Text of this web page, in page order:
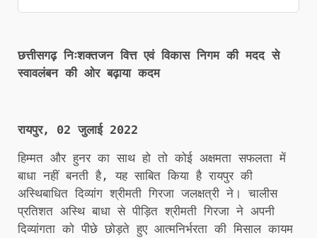
छत्तीसगढ़ निःशक्तजन वित्त एवं विकास निगम की मदद से
स्वावलंबन की ओर बढ़ाया कदम
रायपुर, 02 जुलाई 2022
हिम्मत और हुनर का साथ हो तो कोई अक्षमता सफलता में
बाधा नहीं बनती है, यह साबित किया है रायपुर की
अस्थिबाधित दिव्यांग श्रीमती गिरजा जलक्षत्री ने। चालीस
प्रतिशत अस्थि बाधा से पीड़ित श्रीमती गिरजा ने अपनी
दिव्यांगता को पीछे छोड़ते हुए आत्मनिर्भरता की मिसाल कायम